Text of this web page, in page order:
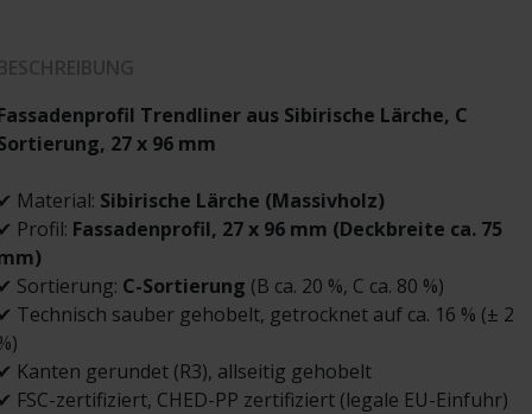
Trendliner aus Sibirische Lärche, C
27 x 96 mm
Material: Sibirische Lärche (Massivholz)
Profil: Fassadenprofil, 27 x 96 mm (Deckbreite ca. 75
Sortierung: C-Sortierung (B ca. 20 %, C ca. 80 %)
Technisch sauber gehobelt, getrocknet auf ca. 16 % (± 2
Kanten gerundet (R3), allseitig gehobelt
FSC-zertifiziert, CHED-PP zertifiziert (legale EU-Einfuhr)